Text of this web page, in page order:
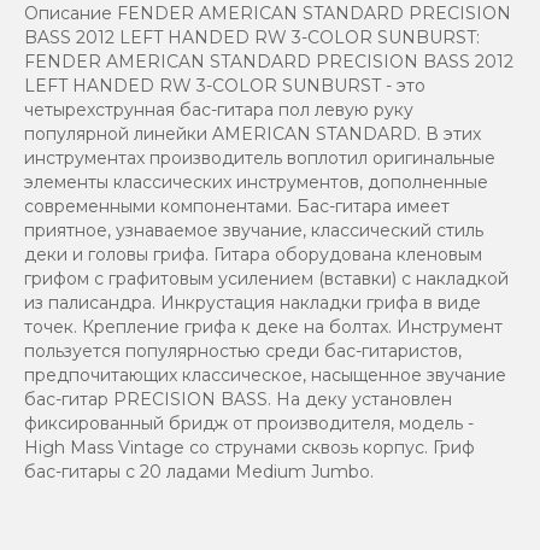
Описание FENDER AMERICAN STANDARD PRECISION
BASS 2012 LEFT HANDED RW 3-COLOR SUNBURST:
FENDER AMERICAN STANDARD PRECISION BASS 2012
LEFT HANDED RW 3-COLOR SUNBURST - это
четырехструнная бас-гитара пол левую руку
популярной линейки AMERICAN STANDARD. В этих
инструментах производитель воплотил оригинальные
элементы классических инструментов, дополненные
современными компонентами. Бас-гитара имеет
приятное, узнаваемое звучание, классический стиль
деки и головы грифа. Гитара оборудована кленовым
грифом с графитовым усилением (вставки) с накладкой
из палисандра. Инкрустация накладки грифа в виде
точек. Крепление грифа к деке на болтах. Инструмент
пользуется популярностью среди бас-гитаристов,
предпочитающих классическое, насыщенное звучание
бас-гитар PRECISION BASS. На деку установлен
фиксированный бридж от производителя, модель -
High Mass Vintage со струнами сквозь корпус. Гриф
бас-гитары с 20 ладами Medium Jumbo.